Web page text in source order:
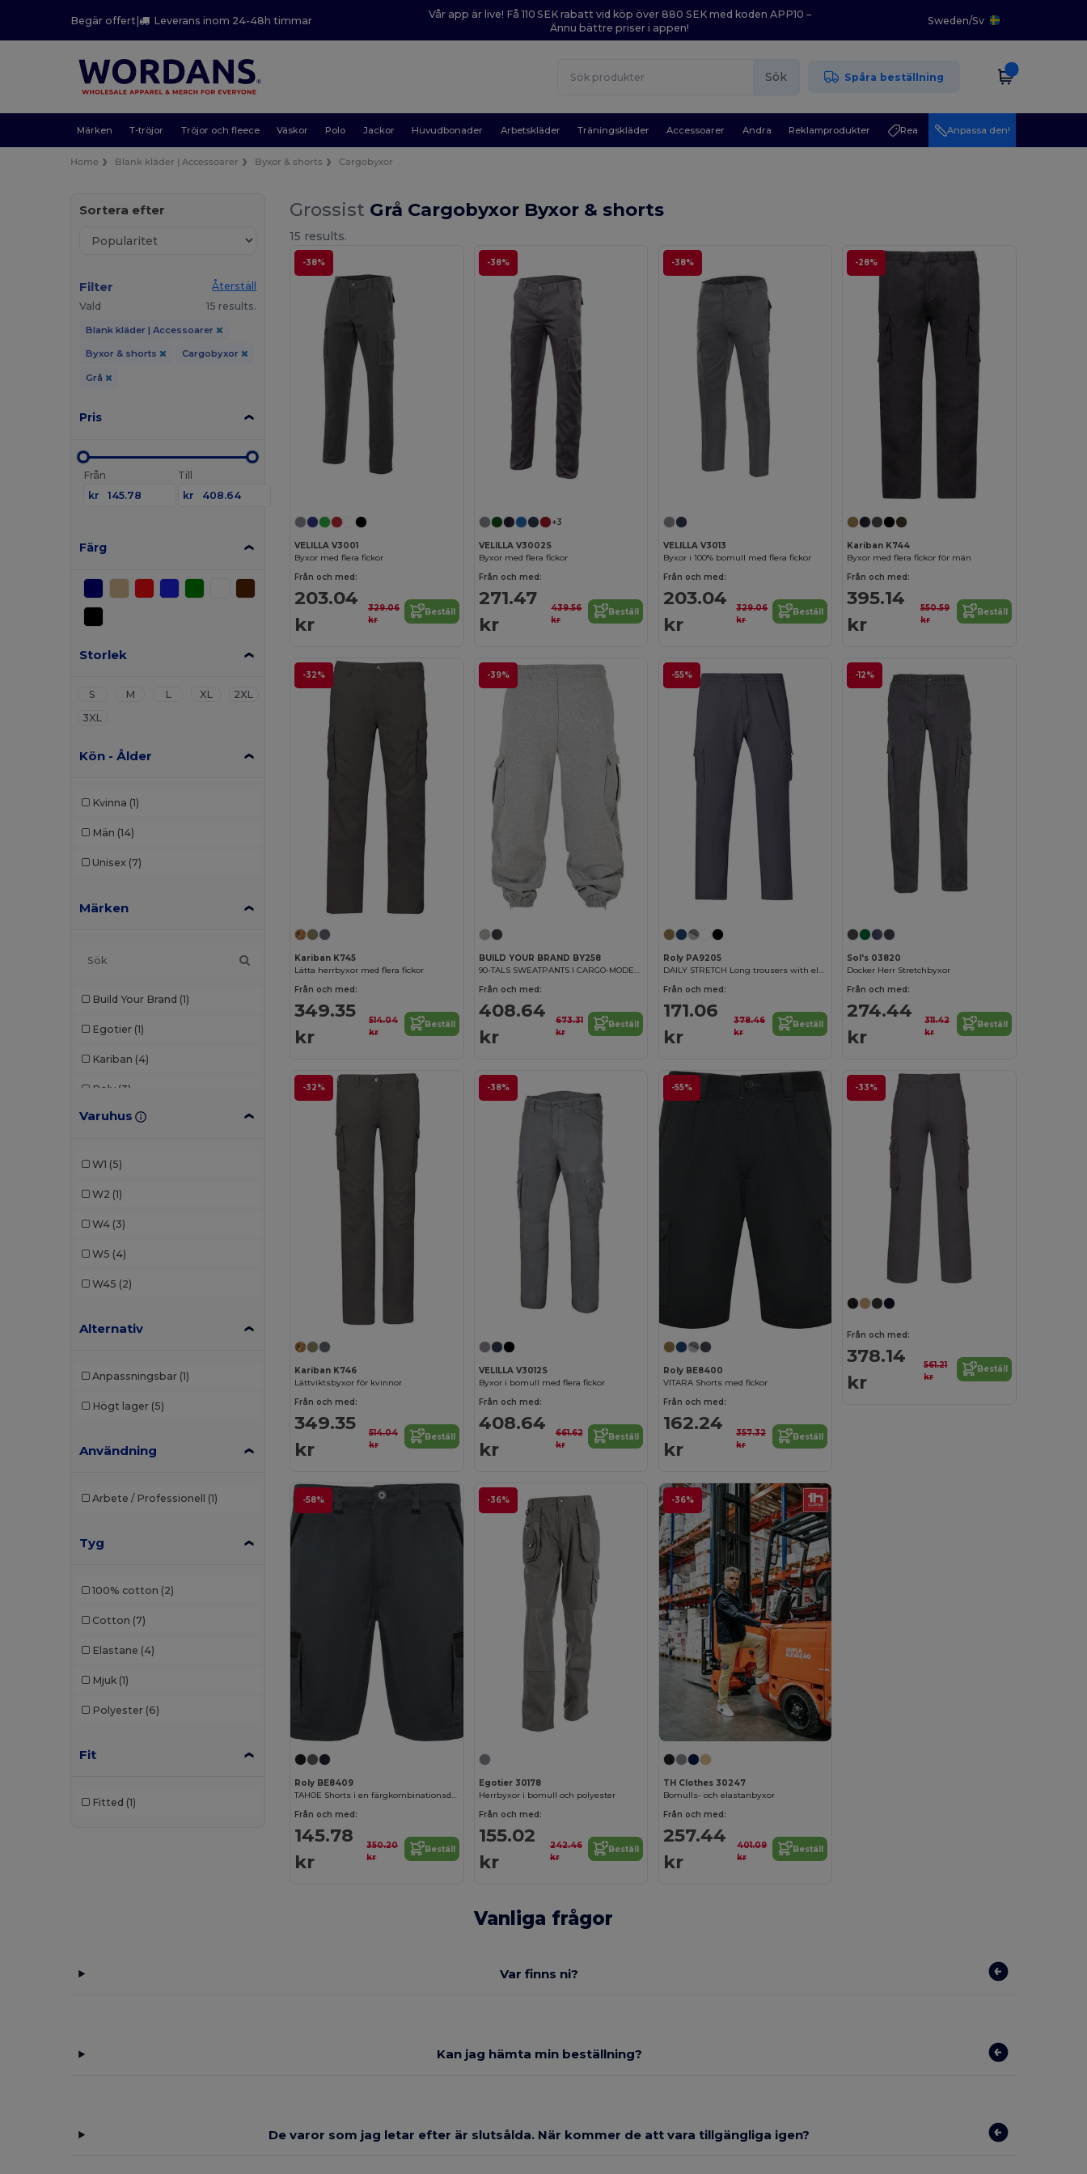
Begär offert| Leverans inom 24-48h timmar
Vår app är live! Få 110 SEK rabatt vid köp över 880 SEK med koden APP10 –
Ännu bättre priser i appen!
Sweden/Sv
Sök Spåra beställning
Märken T-tröjor Tröjor och fleece Väskor Polo Jackor Huvudbonader Arbetskläder Träningskläder Accessoarer Andra Reklamprodukter Rea Anpassa den!
Home Blank kläder | Accessoarer Byxor & shorts Cargobyxor
Sortera efter
Filter
Återställ
Vald
15 results.
Blank kläder | Accessoarer
Byxor & shorts Cargobyxor
Grå
Pris
Från
kr
Till
kr
Färg
Storlek
S M L XL
2XL
3XL
Kön - Ålder
Kvinna (1)
Män (14)
Unisex (7)
Märken
Build Your Brand (1)
Egotier (1)
Kariban (4)
Roly (3)
SOL'S (1)
Varuhus
W1 (5)
W2 (1)
W4 (3)
W5 (4)
W45 (2)
Alternativ
Anpassningsbar (1)
Högt lager (5)
Användning
Arbete / Professionell (1)
Tyg
100% cotton (2)
Cotton (7)
Elastane (4)
Mjuk (1)
Polyester (6)
Fit
Fitted (1)
Grossist Grå Cargobyxor Byxor & shorts
15 results.
-38%
VELILLA V3001
Byxor med flera fickor
Från och med:
203.04
kr
329.06
kr
Beställ
-38%
+3
VELILLA V3002S
Byxor med flera fickor
Från och med:
271.47
kr
439.56
kr
Beställ
-38%
VELILLA V3013
Byxor i 100% bomull med flera fickor
Från och med:
203.04
kr
329.06
kr
Beställ
-28%
Kariban K744
Byxor med flera fickor för män
Från och med:
395.14
kr
550.59
kr
Beställ
-32%
Kariban K745
Lätta herrbyxor med flera fickor
Från och med:
349.35
kr
514.04
kr
Beställ
-39%
BUILD YOUR BRAND BY258
90-TALS SWEATPANTS I CARGO-MODELL
Från och med:
408.64
kr
673.31
kr
Beställ
-55%
Roly PA9205
DAILY STRETCH Long trousers with elastane
Från och med:
171.06
kr
378.46
kr
Beställ
-12%
Sol's 03820
Docker Herr Stretchbyxor
Från och med:
274.44
kr
311.42
kr
Beställ
-32%
Kariban K746
Lättviktsbyxor för kvinnor
Från och med:
349.35
kr
514.04
kr
Beställ
-38%
VELILLA V3012S
Byxor i bomull med flera fickor
Från och med:
408.64
kr
661.62
kr
Beställ
-55%
Roly BE8400
VITARA Shorts med fickor
Från och med:
162.24
kr
357.32
kr
Beställ
-33%
Från och med:
378.14
kr
561.21
kr
Beställ
-58%
Roly BE8409
TAHOE Shorts i en färgkombinationsdesign
Från och med:
145.78
kr
350.20
kr
Beställ
-36%
Egotier 30178
Herrbyxor i bomull och polyester
Från och med:
155.02
kr
242.46
kr
Beställ
-36%
TH Clothes 30247
Bomulls- och elastanbyxor
Från och med:
257.44
kr
401.09
kr
Beställ
Vanliga frågor
Var finns ni?
Kan jag hämta min beställning?
De varor som jag letar efter är slutsålda. När kommer de att vara tillgängliga igen?